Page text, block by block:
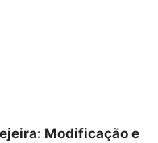
Modificação e